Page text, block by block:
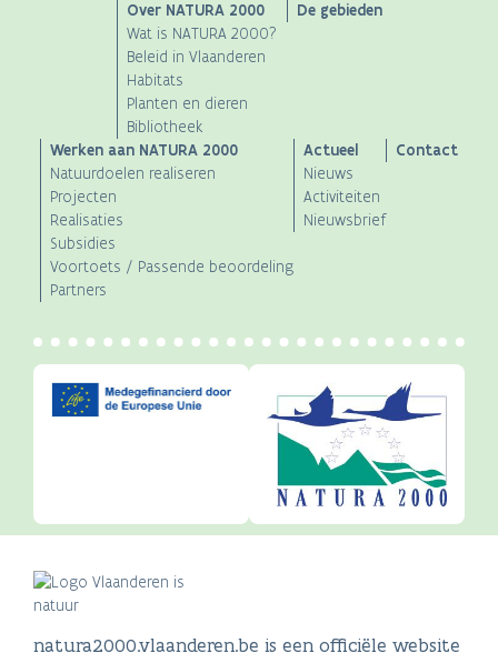
navigation
Over NATURA 2000
Wat is NATURA 2000?
Beleid in Vlaanderen
Habitats
Planten en dieren
Bibliotheek
De gebieden
Werken aan NATURA 2000
Natuurdoelen realiseren
Projecten
Realisaties
Subsidies
Voortoets / Passende beoordeling
Partners
Actueel
Nieuws
Activiteiten
Nieuwsbrief
Contact
natura2000.vlaanderen.be is een officiële website